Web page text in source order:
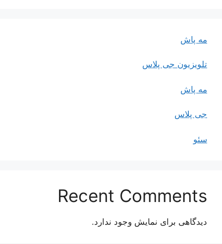
مه پاش
تلویزیون جی پلاس
مه پاش
جی پلاس
سئو
Recent Comments
دیدگاهی برای نمایش وجود ندارد.